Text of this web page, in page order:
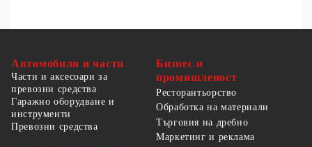
Автомобили и части
Части и аксесоари за
превозни средства
Гаражно оборудване и
инструменти
Превозни средства
Бизнес и
промишленост
Ресторантьорство
Обработка на материали
Търговия на дребно
Маркетинг и реклама